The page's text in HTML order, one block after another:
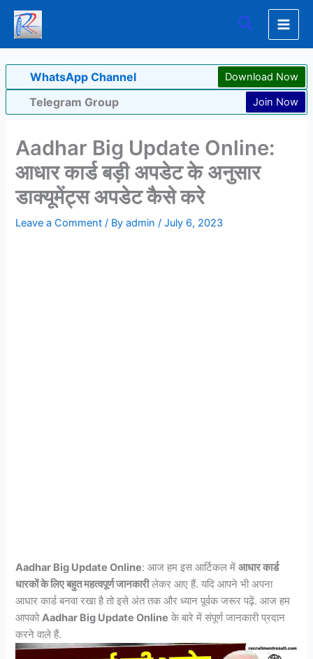
Skip
content
Search
WhatsApp Channel Download Now
Telegram Group Join Now
Aadhar Big Update Online:
आधार कार्ड बड़ी अपडेट के अनुसार
डाक्यूमेंट्स अपडेट कैसे करे
Leave a Comment / Byadmin/July 6, 2023
Aadhar Big Update Online: आज हम इस आर्टिकल मेंआधार कार्ड
धारकों के लिए बहुत महत्वपूर्ण जानकारीलेकर आए हैं. यदि आपने भी अपना
आधार कार्ड बनवा रखा है तो इसे अंत तक और ध्यान पूर्वक जरूर पढ़ें. आज हम
आपकोAadhar Big Update Online के बारे में संपूर्ण जानकारी प्रदान
करने वाले हैं.